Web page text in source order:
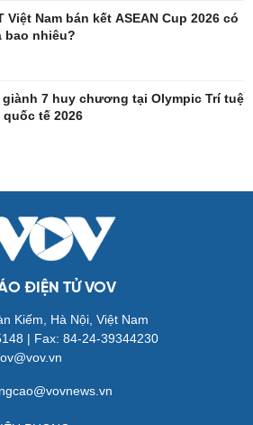
Săn Tour
check-in
Việt Nam bán kết ASEAN Cup 2026 có
bao nhiêu?
giành 7 huy chương tại Olympic Trí tuệ
tế 2026
ĐIỆN TỬ VOV
Kiếm, Hà Nội, Việt Nam
| Fax: 84-24-39344230